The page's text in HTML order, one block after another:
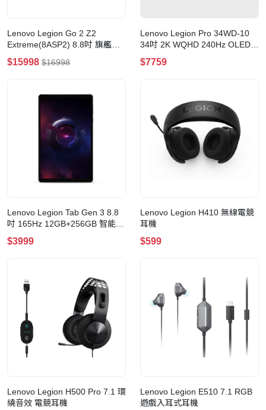
Lenovo Legion Go 2 Z2
Extreme(8ASP2) 8.8吋 旗艦級
手持式電競電腦(AMD Ryzen Z2
Extreme+32GB+1TB)
$15998 $16998
Lenovo Legion Pro 34WD-10
34吋 2K WQHD 240Hz OLED
電競顯示器
$7759
Lenovo Legion Tab Gen 3 8.8
吋 165Hz 12GB+256GB 智能平
板電腦 (附送掀蓋護套及貼膜)
$3999
Lenovo Legion H410 無線電競
耳機
$599
Lenovo Legion H500 Pro 7.1 環
繞音效 電競耳機
Lenovo Legion E510 7.1 RGB
遊戲入耳式耳機